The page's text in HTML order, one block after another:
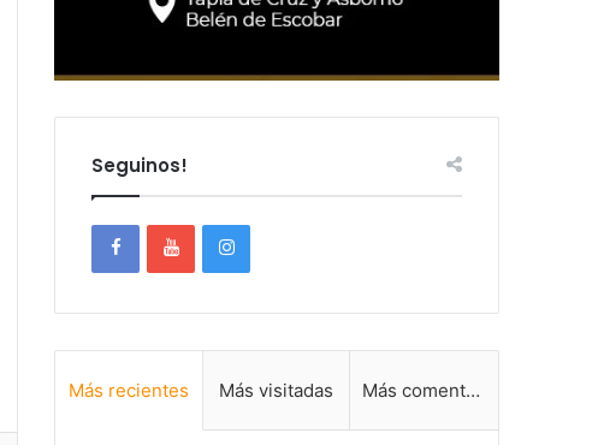
Seguinos!
Más recientes Más visitadas Más comentadas